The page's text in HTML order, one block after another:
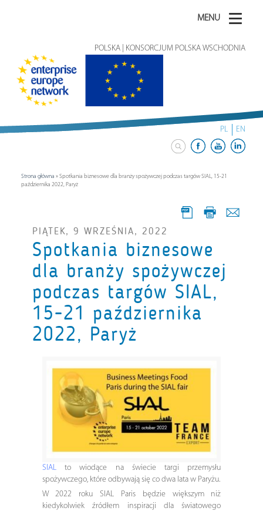
MENU
POLSKA | KONSORCJUM POLSKA WSCHODNIA
PL EN
Strona główna »Spotkania biznesowe dla branży spożywczej podczas targów SIAL, 15-21
października 2022, Paryż
PIĄTEK, 9 WRZEŚNIA, 2022
Spotkania biznesowe
dla branży spożywczej
podczas targów SIAL,
15-21 października
2022, Paryż
SIALto wiodące na świecie targi przemysłu
spożywczego, które odbywają się co dwa lata w Paryżu.
W 2022 roku SIAL Paris będzie większym niż
kiedykolwiek źródłem inspiracji dla światowego